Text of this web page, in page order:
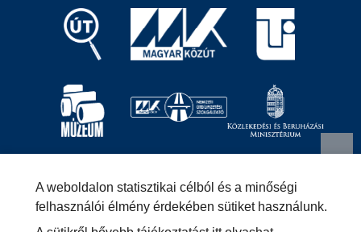
1024 Budapest, Fényes
Elek utca 7-13.
+36 (1) 819-9000 info@kozut.hu
A weboldalon statisztikai célból és a minőségi
felhasználói élmény érdekében sütiket használunk.